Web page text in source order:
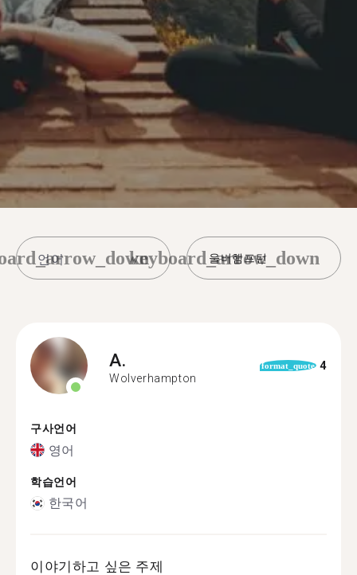
울버햄프턴
keyboard_arrow_down
A.
Wolverhampton
format_quote 4
구사언어
영어
학습언어
한국어
이야기하고 싶은 주제